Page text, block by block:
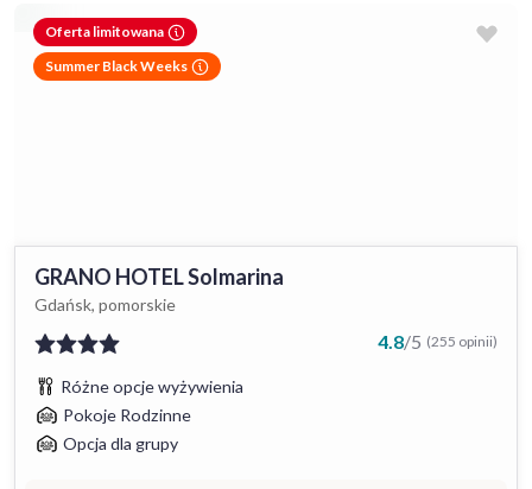
Oferta limitowana
Summer Black Weeks
GRANO HOTEL Solmarina
Gdańsk, pomorskie
4.8/5 (255 opinii)
Różne opcje wyżywienia
Pokoje Rodzinne
Opcja dla grupy